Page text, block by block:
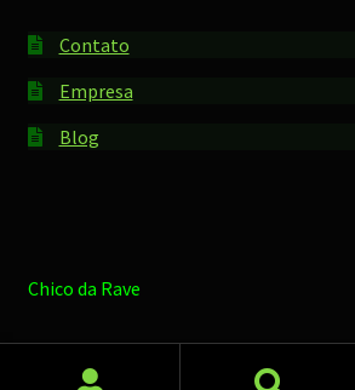
Contato
Empresa
Blog
Chico da Rave